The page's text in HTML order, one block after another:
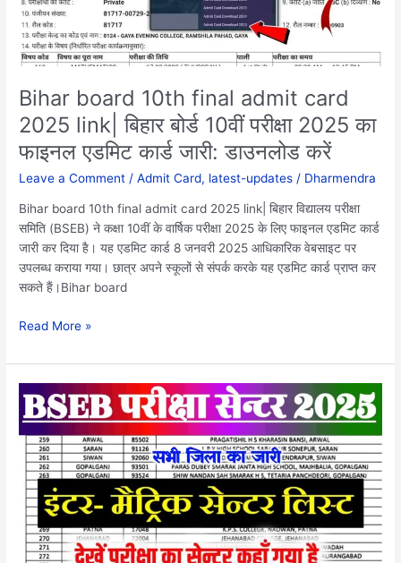
Bihar board 10th final admit card
2025 link| बिहार बोर्ड 10वीं परीक्षा 2025 का
फाइनल एडमिट कार्ड जारी: डाउनलोड करें
Leave a Comment /Admit Card, latest-updates / Dharmendra
Bihar board 10th final admit card 2025 link| बिहार विद्यालय परीक्षा
समिति (BSEB) ने कक्षा 10वीं के वार्षिक परीक्षा 2025 के लिए फाइनल एडमिट कार्ड
जारी कर दिया है। यह एडमिट कार्ड 8 जनवरी 2025 आधिकारिक वेबसाइट पर
उपलब्ध कराया गया। छात्र अपने स्कूलों से संपर्क करके यह एडमिट कार्ड प्राप्त कर
सकते हैं।Bihar board
link|
बिहार
बोर्ड
10वीं
परीक्षा
2025
का
फाइनल
एडमिट
कार्ड
जारी:
डाउनलोड
करें
Read More »
Bihar
Board
Center
2025
Download
12th
10th:
बिहार